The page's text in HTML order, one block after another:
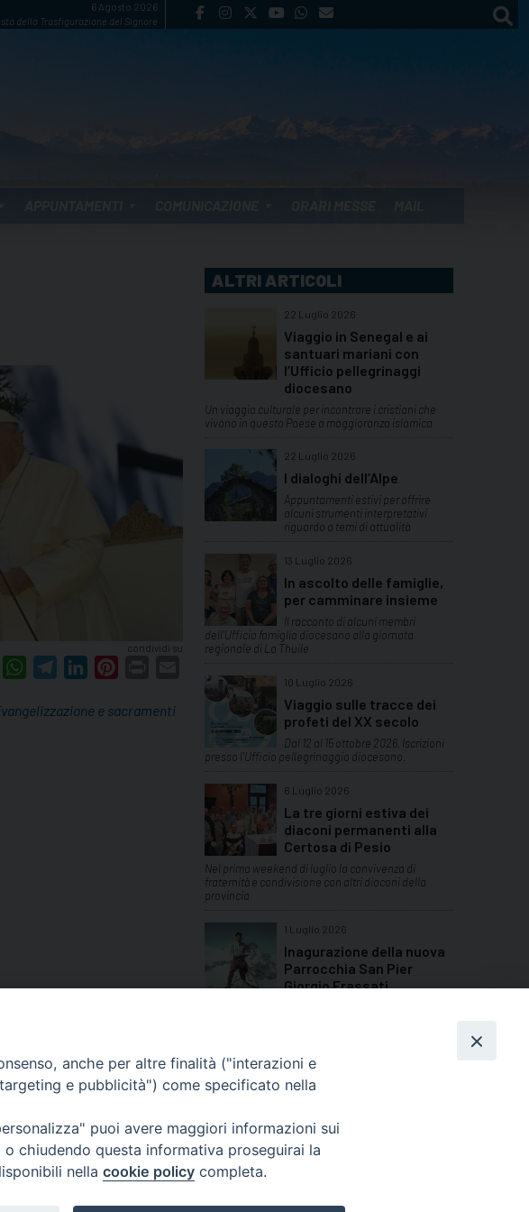
6 Agosto 2026
della Trasfigurazione del Signore
condividi su
ThreadsWhatsAppTelegramLinkedIn
e sacramenti
ALTRI ARTICOLI
22 Luglio 2026
Viaggio in Senegal e ai
santuari mariani con
l’Ufficio pellegrinaggi
diocesano
Un viaggio culturale per incontrare i cristiani che
vivono in questo Paese a maggioranza islamica
22 Luglio 2026
I dialoghi dell’Alpe
Appuntamenti estivi per offrire
alcuni strumenti interpretativi
riguardo a temi di attualità
13 Luglio 2026
In ascolto delle famiglie,
per camminare insieme
Il racconto di alcuni membri
dell'Ufficio famiglia diocesano alla giornata
regionale di La Thuile
10 Luglio 2026
Viaggio sulle tracce dei
profeti del XX secolo
Dal 12 al 15 ottobre 2026. Iscrizioni
presso l'Ufficio pellegrinaggio diocesano.
6 Luglio 2026
La tre giorni estiva dei
diaconi permanenti alla
Certosa di Pesio
Nel primo weekend di luglio la convivenza di
fraternità e condivisione con altri diaconi della
provincia
1 Luglio 2026
Inagurazione della nuova
Parrocchia San Pier
Giorgio Frassati
TUTTI GLI ARTICOLI
Rossi, 28 - 12100 Cuneo
anche per altre finalità ("interazioni e
e pubblicità") come specificato nella
puoi avere maggiori informazioni sui
chiudendo questa informativa proseguirai la
nella cookie policy completa.